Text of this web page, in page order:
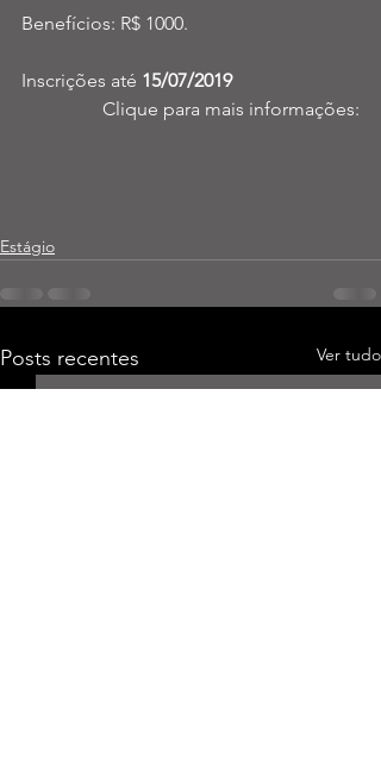
Benefícios: R$ 1000.
Inscrições até 15/07/2019
Clique para mais informações:
Estágio
Posts recentes Ver tudo